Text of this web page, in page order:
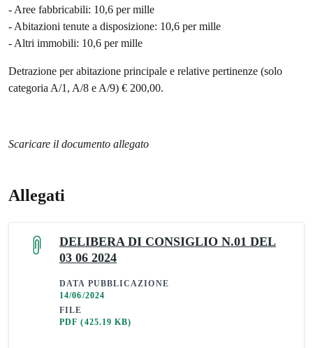
- Aree fabbricabili: 10,6 per mille
- Abitazioni tenute a disposizione: 10,6 per mille
- Altri immobili: 10,6 per mille
Detrazione per abitazione principale e relative pertinenze (solo
categoria A/1, A/8 e A/9) € 200,00.
Scaricare il documento allegato
Allegati
DELIBERA DI CONSIGLIO N.01 DEL
03 06 2024
DATA PUBBLICAZIONE
14/06/2024
FILE
PDF(425.19 KB)